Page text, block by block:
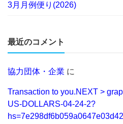
3月月例便り(2026)
最近のコメント
協力団体・企業 に
Transaction to you.NEXT >
US-DOLLARS-04-24-2?